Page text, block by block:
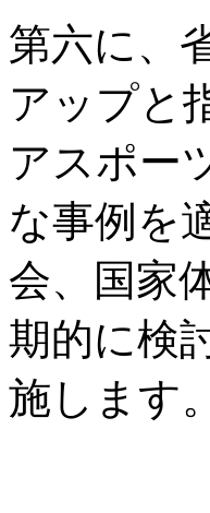
第六に、
アップと
アスポー
な事例を
会、国家
期的に検
施します。